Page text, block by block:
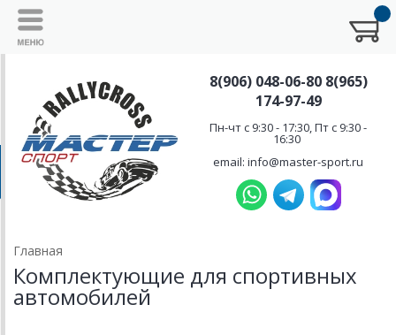
8(906) 048-06-80 8(965)
174-97-49
Пн-чт с 9:30 - 17:30, Пт с 9:30 -
16:30
email: info@master-sport.ru
Главная
Комплектующие для спортивных
автомобилей